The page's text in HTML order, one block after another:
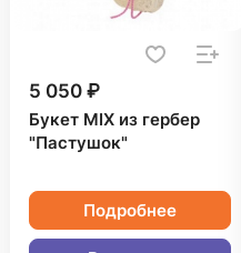
5 050 ₽
Букет MIX из гербер
"Пастушок"
Подробнее